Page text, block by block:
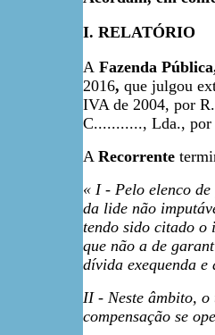
I. RELATÓRIO
A Fazenda
2016, que julgou
IVA de 2004, por
C..........., Lda., por
A Recorrente
« I - Pelo elenco
da lide não
tendo sido citado o
que não a de
dívida exequenda e
II - Neste âmbito, o
compensação se